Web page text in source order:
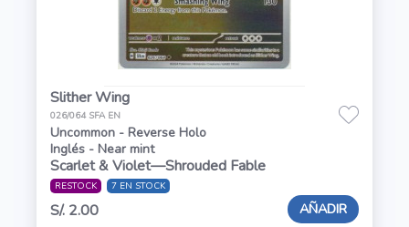
Slither Wing
026/064 SFA EN
Uncommon - Reverse Holo
Inglés - Near mint
Scarlet & Violet—Shrouded Fable
RESTOCK 7 EN STOCK
S/. 2.00 AÑADIR